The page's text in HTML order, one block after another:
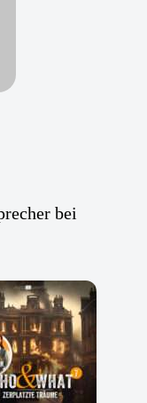
bei